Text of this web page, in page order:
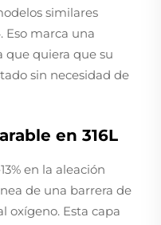
similares
Eso marca una
que quiera que su
sin necesidad de
en 316L
en la aleación
de una barrera de
oxígeno. Esta capa